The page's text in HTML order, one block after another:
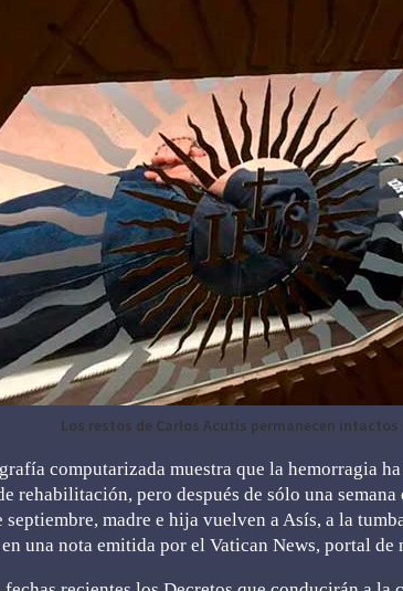
Los restos de Carlos Acutis permanecen intactos
computarizada muestra que la hemorragia
rehabilitación, pero después de sólo una
septiembre, madre e hija vuelven a Asís, a la
una nota emitida por el Vatican News, portal